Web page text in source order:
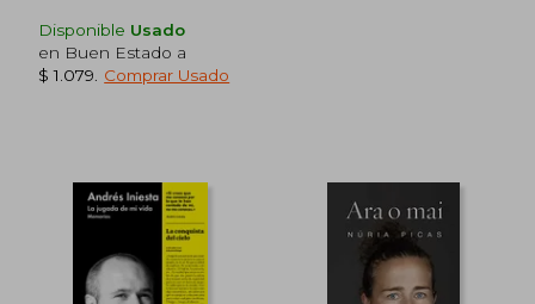
50%
dcto.
Disponible Usado
en Buen Estado a
$ 1.079
Comprar Usado